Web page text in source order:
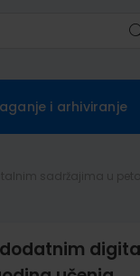
i arhiviranje
dodatnim